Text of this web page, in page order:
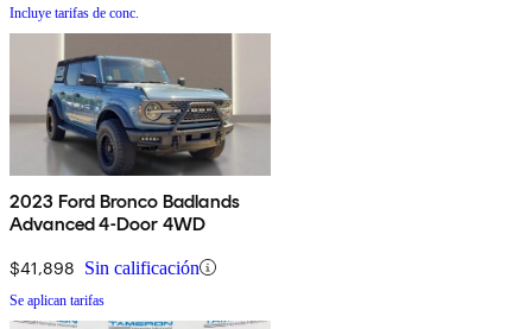
Incluye tarifas de conc.
2023 Ford Bronco Badlands
Advanced 4-Door 4WD
$41,898 Sin calificación
Se aplican tarifas